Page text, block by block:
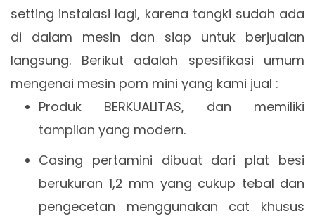
setting instalasi lagi, karena tangki sudah ada
di dalam mesin dan siap untuk berjualan
langsung. Berikut adalah spesifikasi umum
mengenai mesin pom mini yang kami jual :
Produk BERKUALITAS, dan memiliki
tampilan yang modern.
Casing pertamini dibuat dari plat besi
berukuran 1,2 mm yang cukup tebal dan
pengecetan menggunakan cat khusus